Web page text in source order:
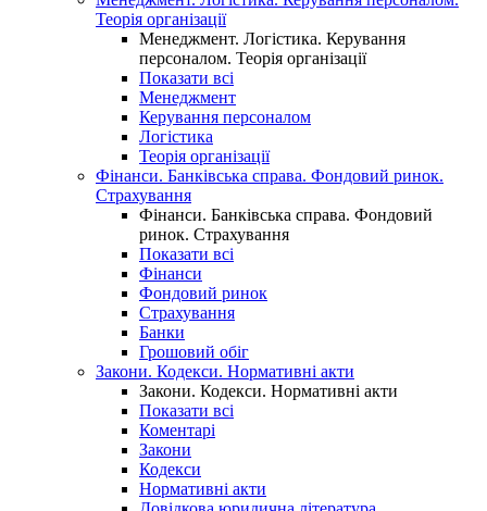
Теорія організації
Менеджмент. Логістика. Керування
персоналом. Теорія організації
Показати всі
Менеджмент
Керування персоналом
Логістика
Теорія організації
Фінанси. Банківська справа. Фондовий ринок.
Страхування
Фінанси. Банківська справа. Фондовий
ринок. Страхування
Показати всі
Фінанси
Фондовий ринок
Страхування
Банки
Грошовий обіг
Закони. Кодекси. Нормативні акти
Закони. Кодекси. Нормативні акти
Показати всі
Коментарі
Закони
Кодекси
Нормативні акти